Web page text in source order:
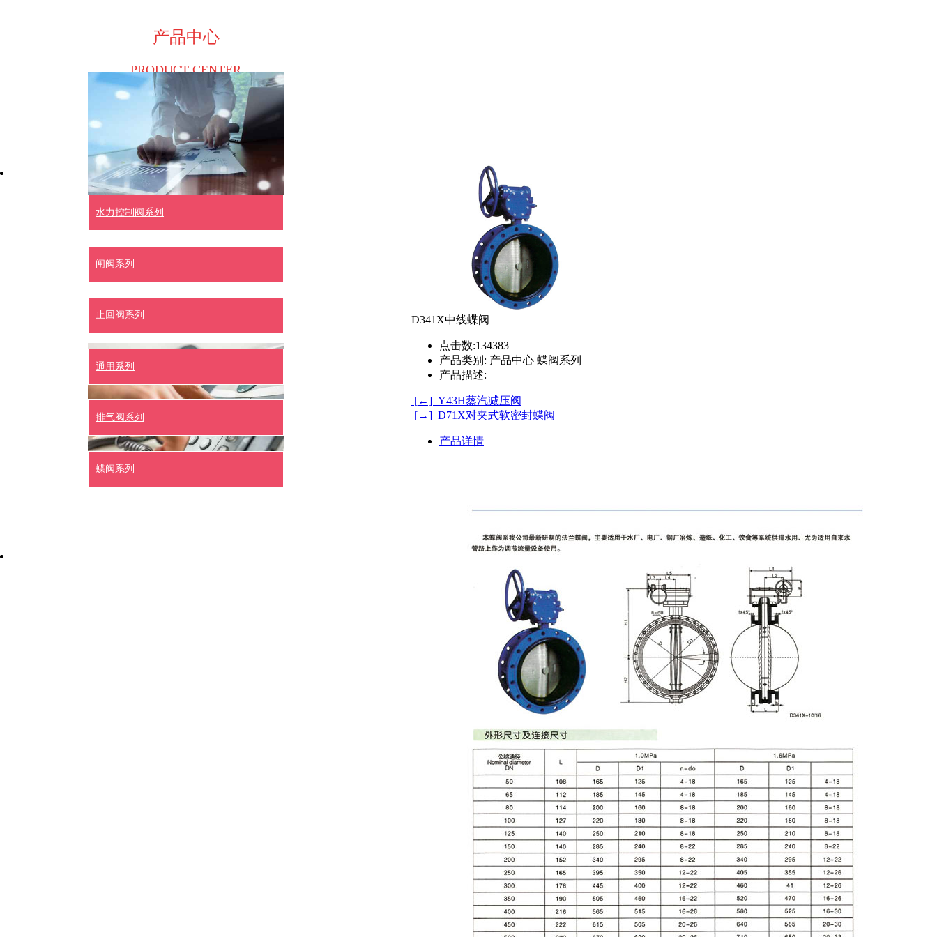
产品中心
PRODUCT CENTER
水力控制阀系列
闸阀系列
止回阀系列
通用系列
排气阀系列
蝶阀系列
D341X中线蝶阀
点击数:134383
产品类别: 产品中心 蝶阀系列
产品描述:
[←] Y43H蒸汽减压阀
[→] D71X对夹式软密封蝶阀
产品详情
咨询邮箱：valia_valve@163.com 传真号码：0577-67356921 邮编号码：325105
公司地址：温州市瓯北镇江北街道
Copyright © 2015-2018 浙江威立雅阀门有限公司 版权所有 |浙ICP备 16028858号-1